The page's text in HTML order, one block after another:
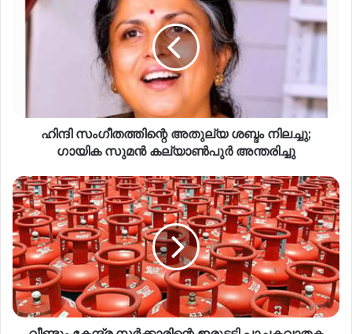
ഹിന്ദി സംഗീതത്തിന്റെ അതുല്യ ശബ്ദം നിലച്ചു;
ഗായിക സുമൻ കല്യാൺപുർ അന്തരിച്ചു